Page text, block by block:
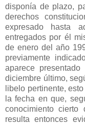
disponía de plazo,
derechos
expresado hasta
entregados por él
de enero del año
previamente
aparece
diciembre último,
libelo pertinente,
la fecha en que,
conocimiento cierto
resulta entonces